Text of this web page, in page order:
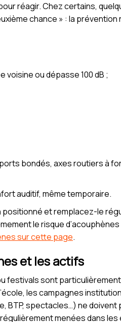
réagir. Chez certains,
chance » : la
voisine ou dépasse 100 dB ;
bondés, axes routiers à
auditif, même temporaire.
et remplacez-le
le risque
sur cette page.
et les actifs
festivals sont
les campagnes
BTP, spectacles…) ne doivent
menées dans